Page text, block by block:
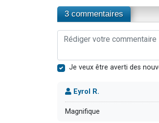
3 commentaires
Je veux être averti des
Eyrol R.
Magnifique